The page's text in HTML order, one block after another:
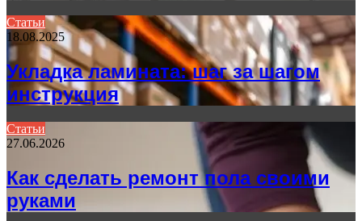
Статьи
18.08.2025
Укладка ламината: шаг за шагом
инструкция
Статьи
27.06.2026
Как сделать ремонт пола своими
руками